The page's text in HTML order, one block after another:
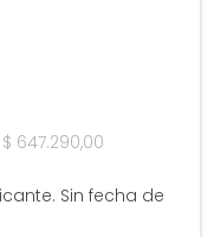
$ 647.290,00
Sin fecha de